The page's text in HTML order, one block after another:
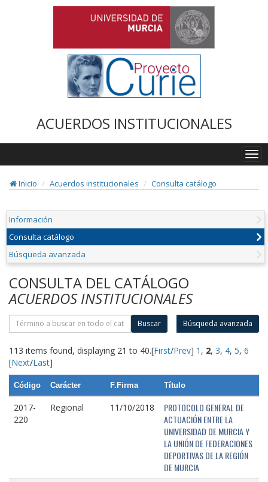
ACUERDOS INSTITUCIONALES
Inicio
Acuerdos institucionales Consulta catálogo
Información
Consulta catálogo
Búsqueda avanzada
CONSULTA DEL CATÁLOGO
ACUERDOS INSTITUCIONALES
Buscar Búsqueda avanzada
113 items found, displaying 21 to 40.[First/Prev] 1 , 2, 3, 4, 5, 6
[Next/Last]
Código Carácter F.Firma Título
2017-
220
Regional 11/10/2018
PROTOCOLO GENERAL DE
ACTUACIÓN ENTRE LA
UNIVERSIDAD DE MURCIA Y
LA UNIÓN DE FEDERACIONES
DEPORTIVAS DE LA REGIÓN
DE MURCIA